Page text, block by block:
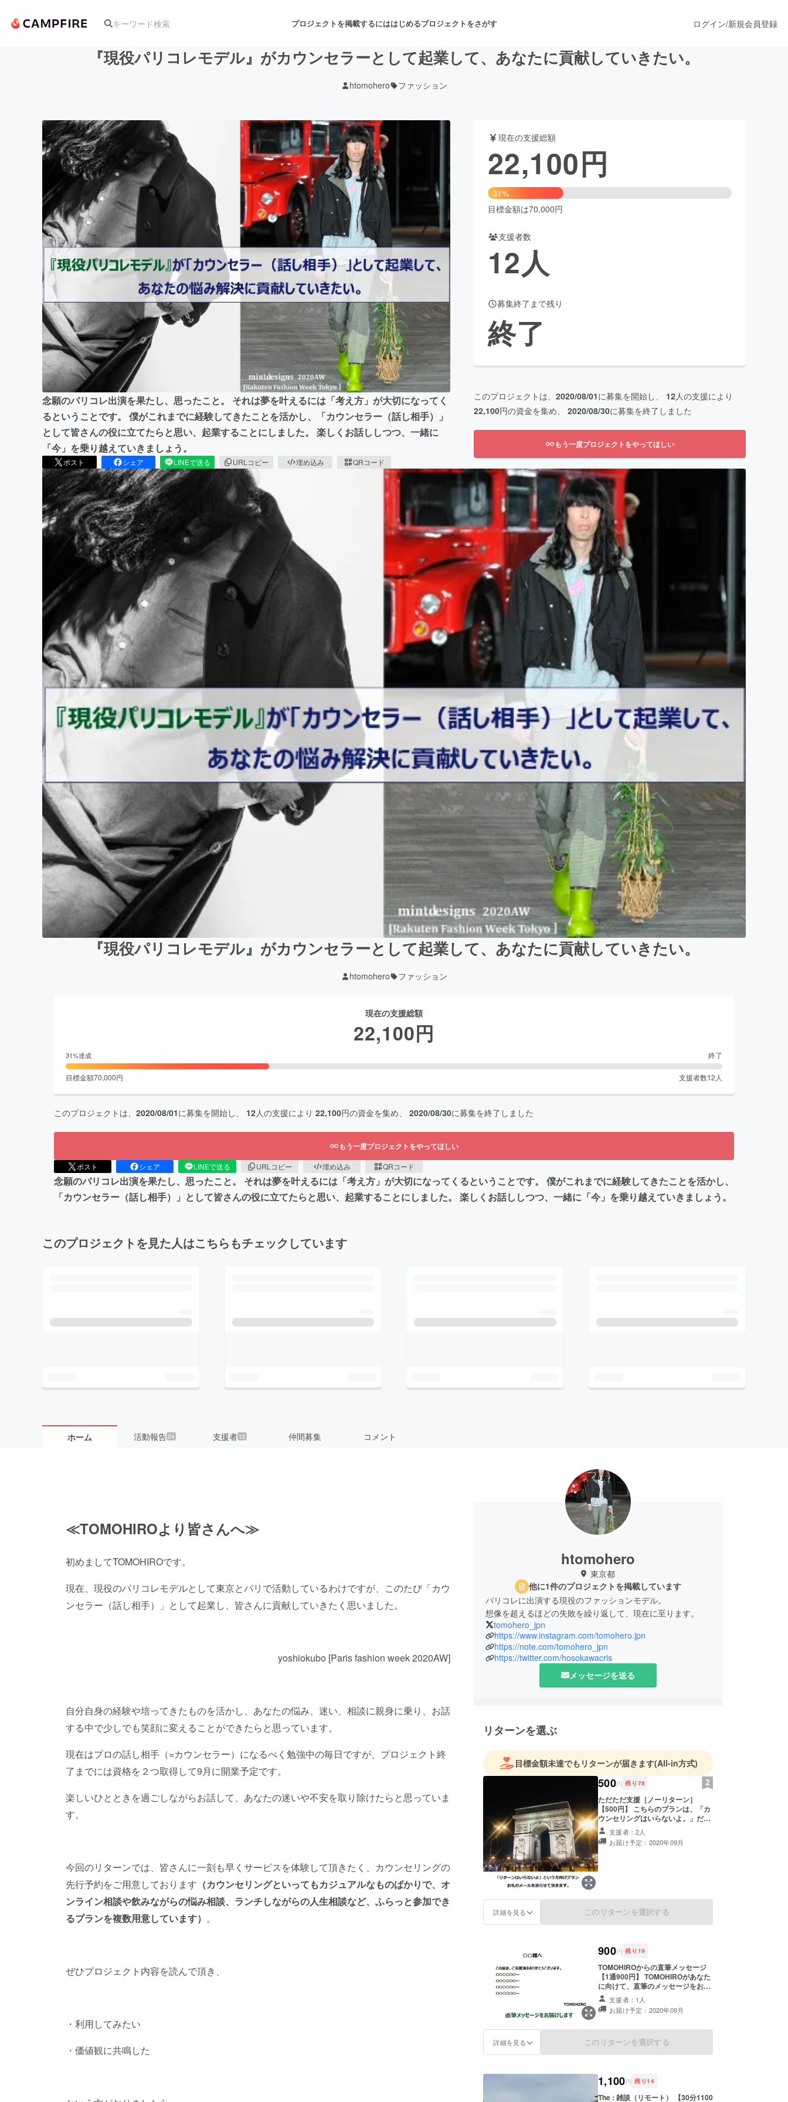
プロジェクトを掲載するにははじめるプロジェクトをさがす
アート・写真 音楽 舞台・パフォーマンス
テクノロジー・ガジェット ゲーム・サービス開発 フード・飲食店 ファッション
映像・映画 書籍・雑誌出版 アニメ・漫画
ビジネス・起業 チャレンジ ビューティー・ヘルスケア
まちづくり・地域活性化
CAMPFIRE for Social Good
CAMPFIRE Creation
CAMPFIREふるさと納税machi-ya コミュニティ
ログイン/新規会員登録
『現役パリコレモデル』がカウンセラーとして起業して、あなたに貢献していきたい。
htomohero ファッション
念願のパリコレ出演を果たし、思ったこと。 それは夢を叶えるには「考え方」が大切になってく
るということです。 僕がこれまでに経験してきたことを活かし、「カウンセラー（話し相手）」
として皆さんの役に立てたらと思い、起業することにしました。 楽しくお話ししつつ、一緒に
「今」を乗り越えていきましょう。
ポスト シェア LINEで送る URLコピー 埋め込み QRコード
現在の支援総額
22,100円
31%
目標金額は70,000円
支援者数
12人
募集終了まで残り
終了
このプロジェクトは、 2020/08/01に募集を開始し、 12人の支援により
22,100円の資金を集め、 2020/08/30に募集を終了しました
もう一度プロジェクトをやってほしい
『現役パリコレモデル』がカウンセラーとして起業して、あなたに貢献していきたい。
htomohero ファッション
現在の支援総額
22,100円
31%達成 終了
目標金額70,000円 支援者数12 人
このプロジェクトは、 2020/08/01に募集を開始し、 12人の支援により 22,100円の資金を集め、 2020/08/30に募集を終了しました
もう一度プロジェクトをやってほしい
ポスト シェア LINEで送る URLコピー 埋め込み QRコード
念願のパリコレ出演を果たし、思ったこと。 それは夢を叶えるには「考え方」が大切になってくるということです。 僕がこれまでに経験してきたことを活かし、
「カウンセラー（話し相手）」として皆さんの役に立てたらと思い、起業することにしました。 楽しくお話ししつつ、一緒に「今」を乗り越えていきましょう。
このプロジェクトを見た人はこちらもチェックしています
ホーム 活動報告24 支援者 12 仲間募集 コメント
≪TOMOHIROより皆さんへ≫
初めましてTOMOHIROです。
現在、現役のパリコレモデルとして東京とパリで活動しているわけですが、このたび「カウ
ンセラー（話し相手）」として起業し、皆さんに貢献していきたく思いました。
yoshiokubo [Paris fashion week 2020AW]
自分自身の経験や培ってきたものを活かし、あなたの悩み、迷い、相談に親身に乗り、お話
する中で少しでも笑顔に変えることができたらと思っています。
現在はプロの話し相手（=カウンセラー）になるべく勉強中の毎日ですが、プロジェクト終
了までには資格を２つ取得して9月に開業予定です。
楽しいひとときを過ごしながらお話して、あなたの迷いや不安を取り除けたらと思っていま
す。
今回のリターンでは、皆さんに一刻も早くサービスを体験して頂きたく、カウンセリングの
先行予約をご用意しております （カウンセリングといってもカジュアルなものばかりで、オ
ンライン相談や飲みながらの悩み相談、ランチしながらの人生相談など、ふらっと参加でき
るプランを複数用意しています） 。
ぜひプロジェクト内容を読んで頂き、
・利用してみたい
・価値観に共鳴した
htomohero
東京都
他に1件のプロジェクトを掲載しています
パリコレに出演する現役のファッションモデル。
想像を超えるほどの失敗を繰り返して、現在に至ります。
tomohero_jpn
https://www.instagram.com/tomohero.jpn
https://note.com/tomohero_jpn
https://twitter.com/hosokawacris
メッセージを送る
リターンを選ぶ
目標金額未達でもリターンが届きます(All-in方式)
500円 残り 78
ただただ支援［ノーリターン］
【500円】 こちらのプランは、「カ
ウンセリングはいらないよ。」だけ
ど、「応援したいな」という方向け
のものです。 ワンコインで
TOMOHIROの起業に向けた支援者
るという方は、是非お願い致しま
す。 ご恩は忘れません。 僕の胸の
この先あるはずです。 ※「500円だ
もっと支援したいよ。」という場合
は、お手数ですが2口、3口と選択頂
きご支援をお願い致します。 ノーリ
ターンという名目になっています
が、プロジェクト終了後に「御礼
メール」を送らせて頂きます。
支援者：2人
お届け予定：2020年09月
詳細を見る このリターンを選択する
900円 残り 19
TOMOHIROからの直筆メッセージ
【1通900円】 TOMOHIROがあなた
に向けて、直筆のメッセージをお送
りします。 サプライズで何かしら同
封してお届けしますので、お楽しみ
に。 ※9月中旬に発送予定となりま
支援者：1人
お届け予定：2020年09月
詳細を見る このリターンを選択する
1,100円 残り14
The : 雑談（リモート） 【30分1100